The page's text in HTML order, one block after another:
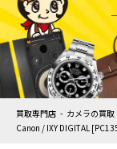
買取専門店 カメラの買取
Canon / IXY DIGITAL